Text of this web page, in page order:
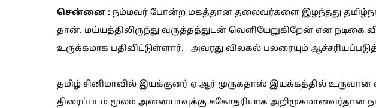
சென்னை : நம்மவர் போன்ற மகத்தான தலைவர்களை இழந்தது
தான். மய்யத்திலிருந்து வருத்தத்துடன் வெளியேறுகிறேன் என
உருக்கமாக பதிவிட்டுள்ளார். அவரது விலகல் பலரையும்
தமிழ் சினிமாவில் இயக்குனர் ஏ ஆர் முருகதாஸ் இயக்கத்தில் உருவான
திரைப்படம் மூலம் அனன்யாவுக்கு சகோதரியாக அறிமுகமானவர்தான்